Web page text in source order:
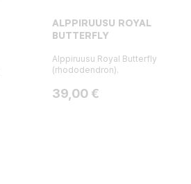
ALPPIRUUSU ROYAL
BUTTERFLY
Alppiruusu Royal Butterfly
(rhododendron).
Hinta
39,00 €